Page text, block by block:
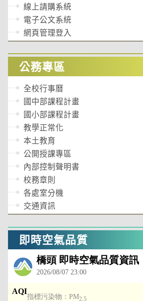
線上請購系統
電子公文系統
網頁管理登入
公務專區
全校行事曆
國中部課程計畫
國小部課程計畫
教學正常化
本土教育
公開授課專區
內部控制聲明書
校務章則
各處室分機
交通資訊
即時空氣品質